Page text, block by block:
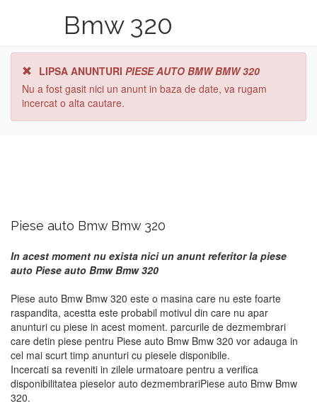
Bmw 320
LIPSA ANUNTURI PIESE AUTO BMW BMW 320
Nu a fost gasit nici un anunt in baza de date, va rugam
incercat o alta cautare.
Piese auto Bmw Bmw 320
In acest moment nu exista nici un anunt referitor la piese
auto Piese auto Bmw Bmw 320
Piese auto Bmw Bmw 320 este o masina care nu este foarte
raspandita, acestta este probabil motivul din care nu apar
anunturi cu piese in acest moment. parcurile de dezmembrari
care detin piese pentru Piese auto Bmw Bmw 320 vor adauga in
cel mai scurt timp anunturi cu piesele disponibile.
Incercati sa reveniti in zilele urmatoare pentru a verifica
disponibilitatea pieselor auto dezmembrariPiese auto Bmw Bmw
320.